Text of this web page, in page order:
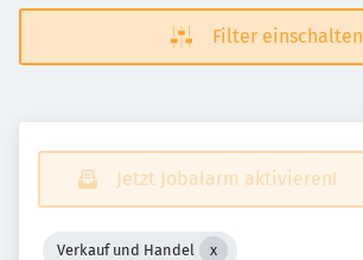
Filter einschalten
Jetzt Jobalarm aktivieren!
Verkauf und Handel